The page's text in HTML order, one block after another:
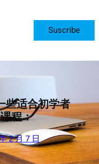
Suscribe
些适合初学者
程：
2 月 7 日